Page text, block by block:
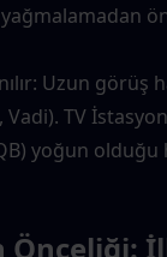
Uzun görüş
TV
yoğun olduğu
Önceliği: